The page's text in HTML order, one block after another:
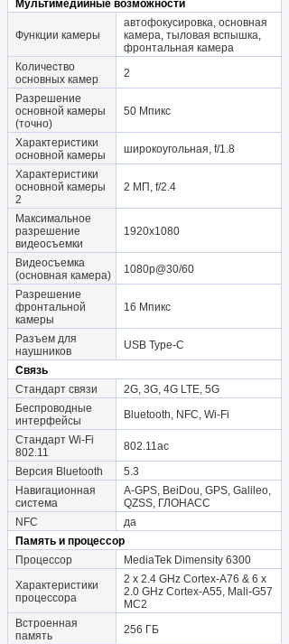
Мультимедийные возможности
Функции камеры
автофокусировка, основная
камера, тыловая вспышка,
фронтальная камера
Количество
основных камер
2
Разрешение
основной камеры
(точно)
50 Мпикс
Характеристики
основной камеры
широкоугольная, f/1.8
Характеристики
основной камеры
2
2 МП, f/2.4
Максимальное
разрешение
видеосъемки
1920x1080
Видеосъемка
(основная камера)
1080p@30/60
Разрешение
фронтальной
камеры
16 Мпикс
Разъем для
наушников
USB Type-C
Связь
Стандарт связи
2G, 3G, 4G LTE, 5G
Беспроводные
интерфейсы
Bluetooth, NFC, Wi-Fi
Стандарт Wi-Fi
802.11
802.11ac
Версия Bluetooth
5.3
Навигационная
система
A-GPS, BeiDou, GPS, Galileo,
QZSS, ГЛОНАСС
NFC
да
Память и процессор
Процессор
MediaTek Dimensity 6300
Характеристики
процессора
2 x 2.4 GHz Cortex-A76 & 6 x
2.0 GHz Cortex-A55, Mali-G57
MC2
Встроенная
память
256 ГБ